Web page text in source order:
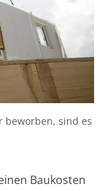
beworben, sind es
Baukosten